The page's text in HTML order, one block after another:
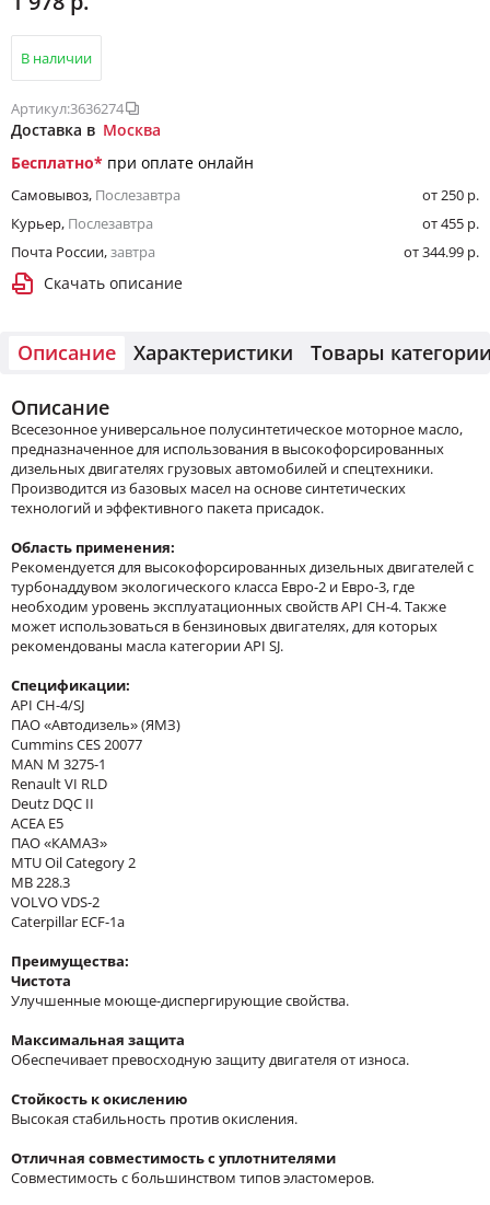
В наличии
Артикул:3636274
Доставка в Москва
Бесплатно* при оплате онлайн
Самовывоз, Послезавтра
от 250 р.
Курьер, Послезавтра
от 455 р.
Почта России,завтра от 344.99 р.
Скачать описание
Описание Характеристики Товары
Описание
Всесезонное универсальное полусинтетическое моторное масло,
предназначенное для использования в высокофорсированных
дизельных двигателях грузовых автомобилей и спецтехники.
Производится из базовых масел на основе синтетических
технологий и эффективного пакета присадок.
Область применения:
Рекомендуется для высокофорсированных дизельных двигателей с
турбонаддувом экологического класса Евро-2 и Евро-3, где
необходим уровень эксплуатационных свойств API CH-4. Также
может использоваться в бензиновых двигателях, для которых
рекомендованы масла категории API SJ.
Спецификации:
API CH-4/SJ
ПАО «Автодизель» (ЯМЗ)
Cummins CES 20077
MAN M 3275-1
Renault VI RLD
Deutz DQC II
ACEA E5
ПАО «КАМАЗ»
MTU Oil Category 2
MB 228.3
VOLVO VDS-2
Caterpillar ECF-1a
Преимущества:
Чистота
Улучшенные моюще-диспергирующие свойства.
Максимальная защита
Обеспечивает превосходную защиту двигателя от износа.
Стойкость к окислению
Высокая стабильность против окисления.
Отличная совместимость с уплотнителями
Совместимость с большинством типов эластомеров.